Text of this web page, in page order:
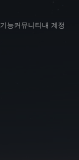
기능커뮤니티내 계정